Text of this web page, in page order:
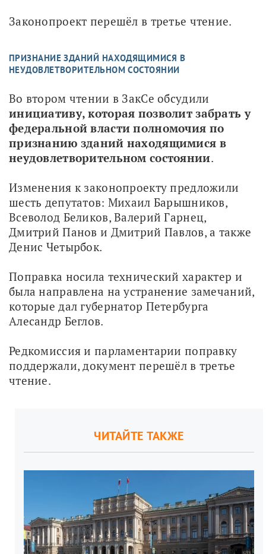
Законопроект перешёл в третье чтение.
ПРИЗНАНИЕ ЗДАНИЙ НАХОДЯЩИМИСЯ В
НЕУДОВЛЕТВОРИТЕЛЬНОМ СОСТОЯНИИ
инициативу, которая позволит забрать у
федеральной власти полномочия по
признанию зданий находящимися в
неудовлетворительном состоянии.
Изменения к законопроекту предложили
шесть депутатов: Михаил Барышников,
Всеволод Беликов, Валерий Гарнец,
Дмитрий Панов и Дмитрий Павлов, а также
Денис Четырбок.
Поправка носила технический характер и
была направлена на устранение замечаний,
которые дал губернатор Петербурга
Алесандр Беглов.
Редкомиссия и парламентарии поправку
поддержали, документ перешёл в третье
чтение.
ЧИТАЙТЕ ТАКЖЕ